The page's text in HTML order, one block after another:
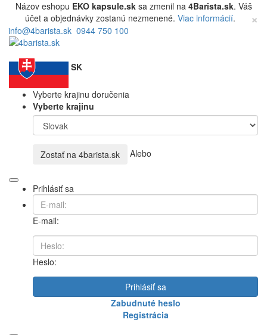
Názov eshopu EKO kapsule.sksa zmenil na 4Barista.sk. Váš
účet a objednávky zostanú nezmenené. Viac informácií. ×
info@4barista.sk 0944 750 100
SK
Vyberte krajinu doručenia
Vyberte krajinu
Zostať na 4barista.sk Alebo
Prihlásiť sa
E-mail:
Heslo:
Prihlásiť sa
Zabudnuté heslo
Registrácia